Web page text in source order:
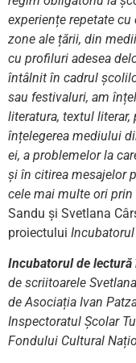
experiențe repetate
zone ale țării, din
cu profiluri adesea
întâlnit în cadrul
sau festivaluri, am
literatura, textul literar,
înțelegerea mediului
ei, a problemelor la
și în citirea mesajelor
cele mai multe ori prin
Sandu și Svetlana
proiectului
Incubatorul de lectură
de scriitoarele
de Asociația Ivan
Inspectoratul Școlar
Fondului Cultural